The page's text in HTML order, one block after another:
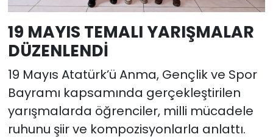
19 MAYIS TEMALI YARIŞMALAR
DÜZENLENDİ
19 Mayıs Atatürk’ü Anma, Gençlik ve Spor
Bayramı kapsamında gerçekleştirilen
yarışmalarda öğrenciler, milli mücadele
ruhunu şiir ve kompozisyonlarla anlattı.